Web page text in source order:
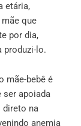
etária,
que
por dia,
produzi-lo.
mãe-bebê é
ser apoiada
direto na
anemia